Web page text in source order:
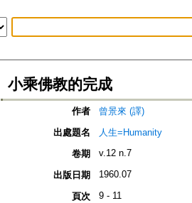
小乘佛教的完成
作者
曾景來 (譯)
出處題名
人生=Humanity
卷期
v.12 n.7
出版日期 1960.07
頁次 9 - 11